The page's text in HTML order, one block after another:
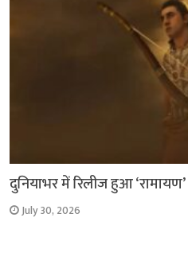
दुनियाभर में रिलीज हुआ ‘रामायण’
July 30, 2026